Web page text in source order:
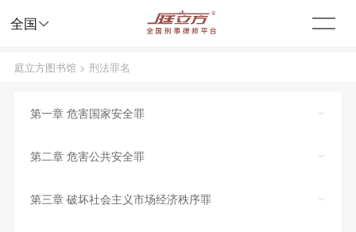
全国 
庭立方图书馆> 刑法罪名
第一章 危害国家安全罪
第二章 危害公共安全罪
第三章 破坏社会主义市场经济秩序罪